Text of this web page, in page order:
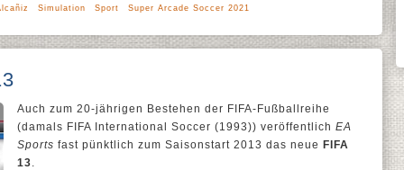
Simulation Sport Super Arcade Soccer 2021
Auch zum 20-jährigen Bestehen der FIFA-Fußballreihe
(damals FIFA International Soccer (1993)) veröffentlich EA
Sports fast pünktlich zum Saisonstart 2013 das neue FIFA
13.